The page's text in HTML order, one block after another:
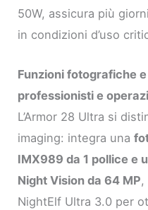
50W, assicura più
in condizioni d’uso
Funzioni fotografiche
professionisti e
L’Armor 28 Ultra si
imaging: integra una
IMX989 da 1 pollice e
Night Vision da 64 MP,
NightElf Ultra 3.0 per